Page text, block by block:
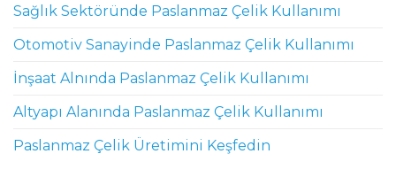
Sağlık Sektöründe Paslanmaz Çelik Kullanımı
Otomotiv Sanayinde Paslanmaz Çelik Kullanımı
İnşaat Alnında Paslanmaz Çelik Kullanımı
Altyapı Alanında Paslanmaz Çelik Kullanımı
Paslanmaz Çelik Üretimini Keşfedin